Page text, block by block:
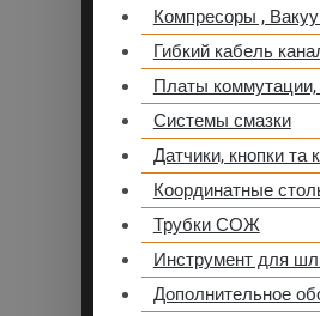
Компресоры ,
Гибкий кабель
Платы
Системы смазки
Датчики, кнопки та
Координатные
Трубки СОЖ
Инструмент для
Дополнительное